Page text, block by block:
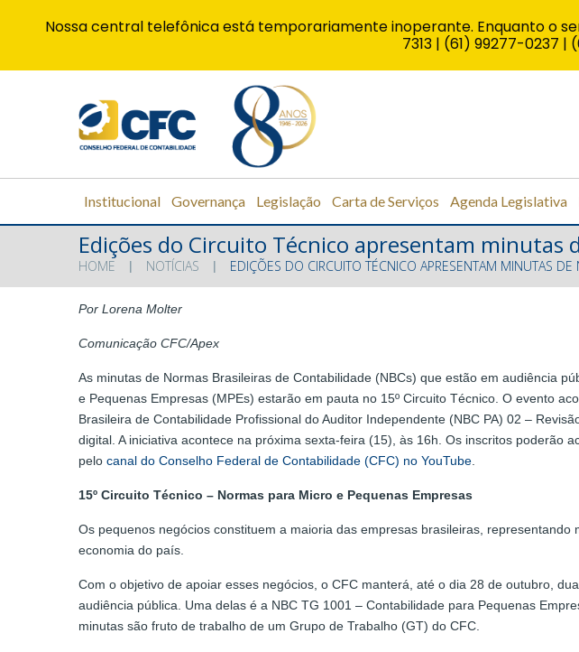
Institucional Governança Legislação Carta de Serviços Agenda Legislativa
Edições do Circuito Técnico apresentam minutas
HOME NOTÍCIAS EDIÇÕES DO CIRCUITO TÉCNICO APRESENTAM MINUTAS
Por Lorena Molter
Comunicação CFC/Apex
As minutas de Normas Brasileiras de Contabilidade (NBCs) que estão em audiência
e Pequenas Empresas (MPEs) estarão em pauta no 15º Circuito Técnico. O evento
Brasileira de Contabilidade Profissional do Auditor Independente (NBC PA) 02 –
digital. A iniciativa acontece na próxima sexta-feira (15), às 16h. Os inscritos
pelo canal do Conselho Federal de Contabilidade (CFC) no YouTube.
15º Circuito Técnico – Normas para Micro e Pequenas Empresas
Os pequenos negócios constituem a maioria das empresas brasileiras,
economia do país.
Com o objetivo de apoiar esses negócios, o CFC manterá, até o dia 28 de outubro,
audiência pública. Uma delas é a NBC TG 1001 – Contabilidade para Pequenas
minutas são fruto de trabalho de um Grupo de Trabalho (GT) do CFC.
Nossa central telefônica está temporariamente inoperante. Enquanto o
7313 | (61) 99277-0237 |